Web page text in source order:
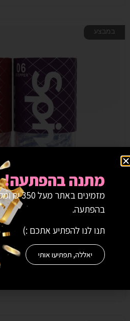
במבצע
Cup-Twister
₪ 139.00
מתנה בהפתעה!
מזמינים
בהפתעה.
תנו לנו להפתיע אתכם :)
יאללה, תפתיעו אותי